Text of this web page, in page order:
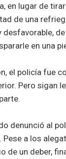
en lugar de
de una
en una
el policía fue
Pero sigan
denunció al
a los
de un deber,